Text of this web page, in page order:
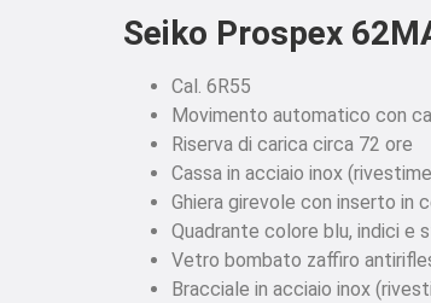
Seiko Prospex
Cal. 6R55
Movimento automatico con
Riserva di carica circa 72 ore
Cassa in acciaio inox
Ghiera girevole con inserto in
Quadrante colore blu, indici e
Vetro bombato zaffiro
Bracciale in acciaio inox